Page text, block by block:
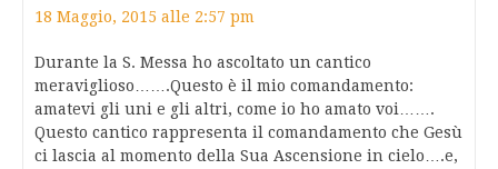
18 Maggio, 2015 alle 2:57 pm
Durante la S. Messa ho ascoltato un cantico
meraviglioso…….Questo è il mio comandamento:
amatevi gli uni e gli altri, come io ho amato voi…….
Questo cantico rappresenta il comandamento che Gesù
ci lascia al momento della Sua Ascensione in cielo….e,